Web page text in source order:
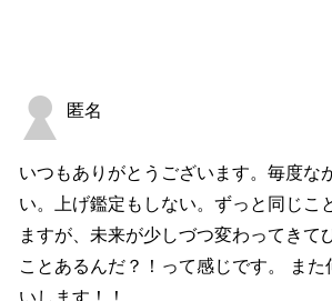
匿名
いつもありがとうございます。毎度な
い。上げ鑑定もしない。ずっと同じこ
ますが、未来が少しづつ変わってきて
ことあるんだ？！って感じです。 ま
いします！！